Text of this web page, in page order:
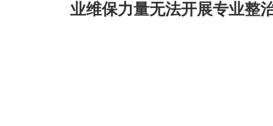
业维保力量无法开展专业整